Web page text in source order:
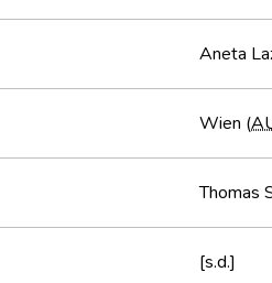
Aneta
Wien (
Thomas
[s.d.]